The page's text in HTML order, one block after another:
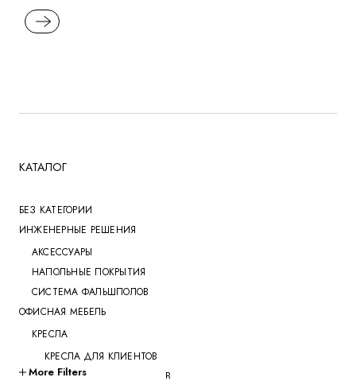
READ MORE
КАТАЛОГ
БЕЗ КАТЕГОРИИ
ИНЖЕНЕРНЫЕ РЕШЕНИЯ
АКСЕССУАРЫ
НАПОЛЬНЫЕ ПОКРЫТИЯ
СИСТЕМА ФАЛЬШПОЛОВ
ОФИСНАЯ МЕБЕЛЬ
КРЕСЛА
КРЕСЛА ДЛЯ КЛИЕНТОВ
КРЕСЛА ДЛЯ ПЕРЕГОВОРОВ
More Filters